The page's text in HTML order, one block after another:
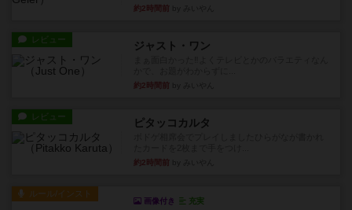
約2時間前
レビュー ジャスト・ワン
約2時間前
レビュー ピタッコカルタ
約2時間前
ルール/インスト
画像付き 充実